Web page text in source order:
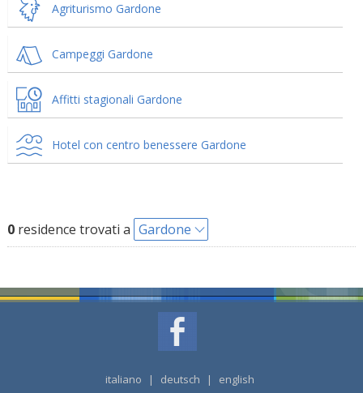
Agriturismo Gardone
Campeggi Gardone
Affitti stagionali Gardone
Hotel con centro benessere Gardone
0residence trovati a Gardone
italiano | deutsch | english